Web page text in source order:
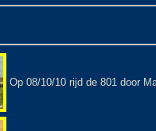
Op 08/10/10 rijd de 801 door